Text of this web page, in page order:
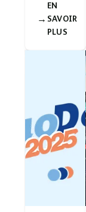
EN
SAVOIR
PLUS